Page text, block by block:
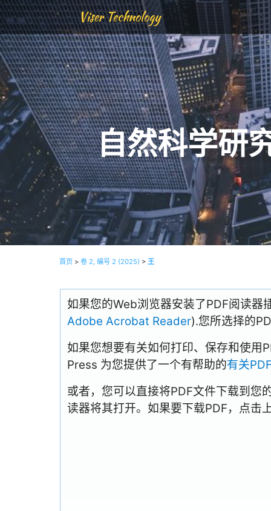
Viser Technology
自然科学研
首页 > 卷 2, 编号 2 (2025) > 王
如果您的Web浏览器安装了PDF阅读器
Adobe Acrobat Reader).您所选择的
如果您想要有关如何打印、保存和使用
Press 为您提供了一个有帮助的有关
或者，您可以直接将PDF文件下载到您
读器将其打开。如果要下载PDF，点击